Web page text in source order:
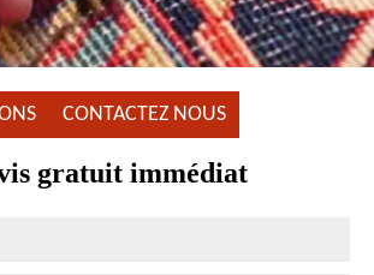
CONTACTEZ NOUS
gratuit immédiat